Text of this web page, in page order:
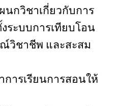
นกวิชาเกี่ยวกับการ
ระบบการเทียบโอน
วิชาชีพ และสะสม
ารเรียนการสอนให้